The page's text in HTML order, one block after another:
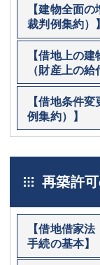
【建物全面
裁判例集約）】
【借地上の
（財産上の給
【借地条件
例集約）】
再築許
【借地借家
手続の基本】